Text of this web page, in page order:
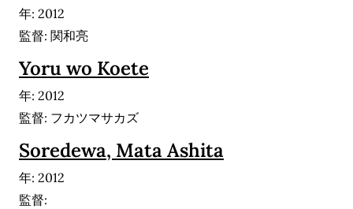
年: 2012
監督: 関和亮
Yoru wo Koete
年: 2012
監督: フカツマサカズ
Soredewa, Mata Ashita
年: 2012
監督: